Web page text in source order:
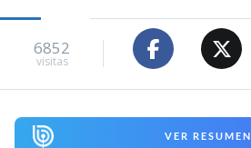
6852
visitas
VER RESUMEN